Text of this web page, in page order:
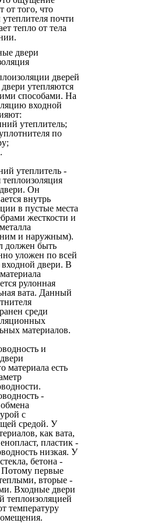
от того, что
утеплителя почти
тепло от тела
дверей
утепляются
способами. На
входной
утеплитель;
по
утеплитель -
теплоизоляция
Он
внутрь
в пустые места
жесткости и
и наружным).
должен быть
уложен по всей
двери. В
рулонная
вата. Данный
среди
материалов.
и
материала есть
-
с
средой. У
как вата,
пластик -
низкая. У
бетона -
Потому первые
вторые -
Входные двери
теплоизоляцией
температуру